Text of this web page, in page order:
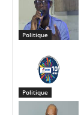
Politique
Politique